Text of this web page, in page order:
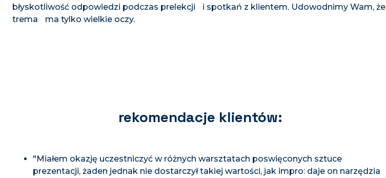
błyskotliwość odpowiedzi podczas prelekcji i spotkań z klientem. Udowodnimy Wam, że
trema ma tylko wielkie oczy.
rekomendacje klientów:
"Miałem okazję uczestniczyć w różnych warsztatach poswięconych sztuce
prezentacji, żaden jednak nie dostarczył takiej wartości, jak impro: daje on narzędzia